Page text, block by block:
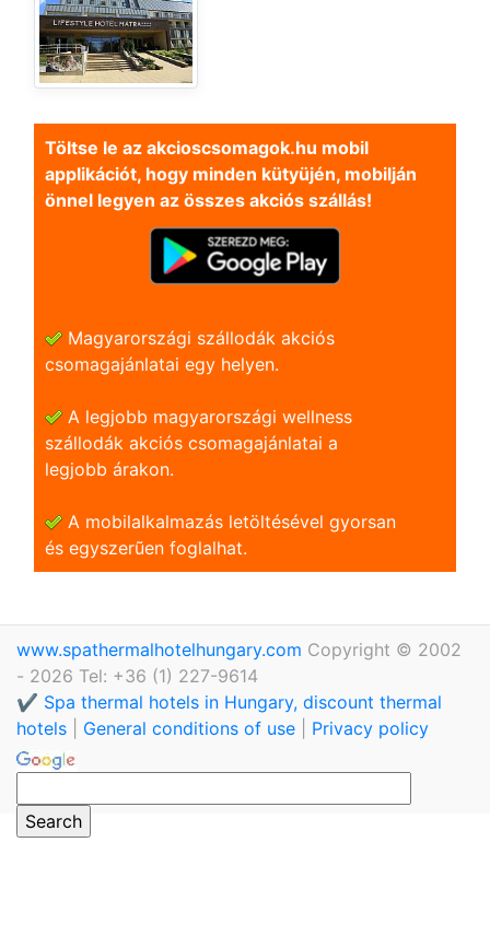
Töltse le az akcioscsomagok.hu mobil
applikációt, hogy minden kütyüjén, mobilján
önnel legyen az összes akciós szállás!
Magyarországi szállodák akciós
csomagajánlatai egy helyen.
A legjobb magyarországi wellness
szállodák akciós csomagajánlatai a
legjobb árakon.
A mobilalkalmazás letöltésével gyorsan
és egyszerũen foglalhat.
www.spathermalhotelhungary.com Copyright © 2002
- 2026 Tel: +36 (1) 227-9614
✔️ Spa thermal hotels in Hungary, discount thermal
hotels
General conditions of use Privacy policy